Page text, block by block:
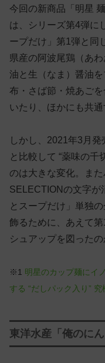
今回の新商品「明星
は、シリーズ第4弾に
ープだけ」第1弾と同
県産の阿波尾鶏（あ
油と生（なま）醤油
布・さば節・焼あご
いたり、ほかにも共
しかし、2021年3月
と比較して “薬味の千
のは大きな変化。ま
SELECTIONの文字が
とスープだけ」単独
飾るために、あえて
シュアップを図ったの
※1 明星のカップ麺にイ
する “だしパック入り”
東洋水産「俺のに